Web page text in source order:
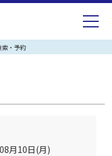
索・予約
月10日(月)